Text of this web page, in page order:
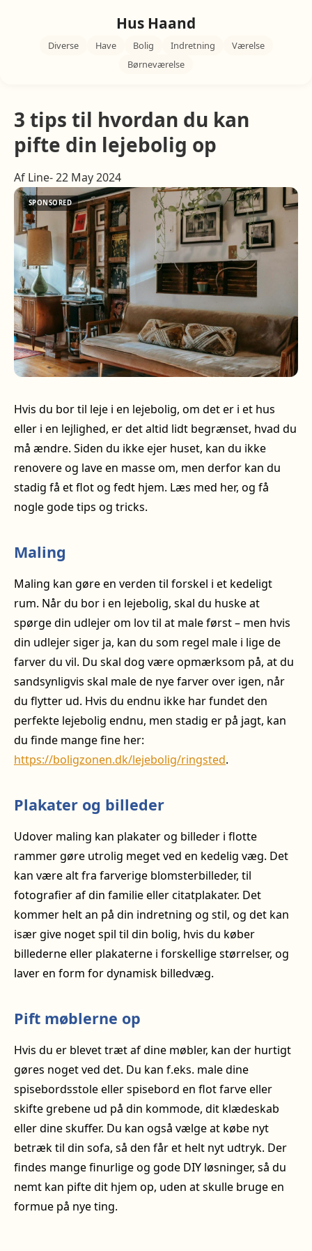
Hus Haand
Diverse Have Bolig Indretning
Værelse
Børneværelse
3 tips til hvordan du kan
pifte din lejebolig op
Af Line- 22 May 2024
Hvis du bor til leje i en lejebolig, om det er i et hus
eller i en lejlighed, er det altid lidt begrænset, hvad du
må ændre. Siden du ikke ejer huset, kan du ikke
renovere og lave en masse om, men derfor kan du
stadig få et flot og fedt hjem. Læs med her, og få
nogle gode tips og tricks.
Maling
Maling kan gøre en verden til forskel i et kedeligt
rum. Når du bor i en lejebolig, skal du huske at
spørge din udlejer om lov til at male først – men hvis
din udlejer siger ja, kan du som regel male i lige de
farver du vil. Du skal dog være opmærksom på, at du
sandsynligvis skal male de nye farver over igen, når
du flytter ud. Hvis du endnu ikke har fundet den
perfekte lejebolig endnu, men stadig er på jagt, kan
du finde mange fine her:
https://boligzonen.dk/lejebolig/ringsted.
Plakater og billeder
Udover maling kan plakater og billeder i flotte
rammer gøre utrolig meget ved en kedelig væg. Det
kan være alt fra farverige blomsterbilleder, til
fotografier af din familie eller citatplakater. Det
kommer helt an på din indretning og stil, og det kan
især give noget spil til din bolig, hvis du køber
billederne eller plakaterne i forskellige størrelser, og
laver en form for dynamisk billedvæg.
Pift møblerne op
Hvis du er blevet træt af dine møbler, kan der hurtigt
gøres noget ved det. Du kan f.eks. male dine
spisebordsstole eller spisebord en flot farve eller
skifte grebene ud på din kommode, dit klædeskab
eller dine skuffer. Du kan også vælge at købe nyt
betræk til din sofa, så den får et helt nyt udtryk. Der
findes mange finurlige og gode DIY løsninger, så du
nemt kan pifte dit hjem op, uden at skulle bruge en
formue på nye ting.